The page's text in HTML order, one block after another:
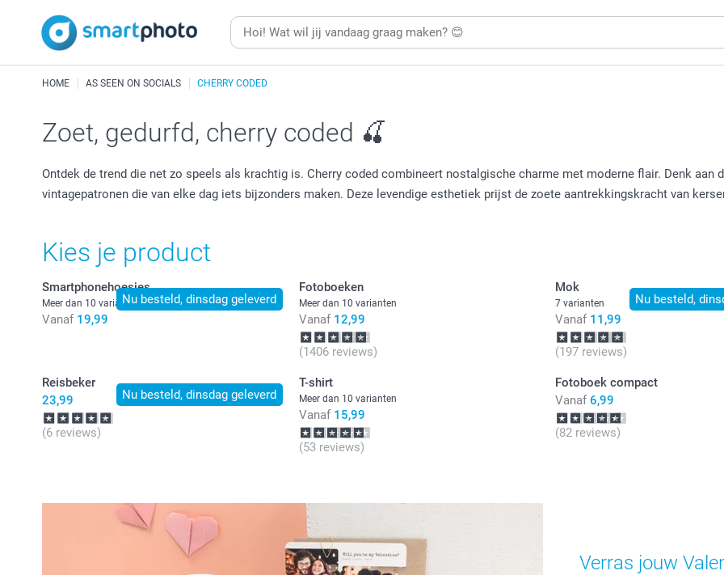
HOME AS SEEN ON SOCIALS CHERRY CODED
Zoet, gedurfd, cherry coded 🍒
Ontdek de trend die net zo speels als krachtig is. Cherry coded combineert nostalgische charme met moderne flair. Denk aan
vintagepatronen die van elke dag iets bijzonders maken. Deze levendige esthetiek prijst de zoete aantrekkingskracht van
Kies je product
Nu besteld, dinsdag geleverd
Smartphonehoesjes
Meer dan 10 varianten
Vanaf 19,99
Fotoboeken
Meer dan 10 varianten
Vanaf 12,99
(1406 reviews)
Nu besteld,
Mok
7 varianten
Vanaf 11,99
(197 reviews)
Nu besteld, dinsdag geleverd
Reisbeker
23,99
(6 reviews)
T-shirt
Meer dan 10 varianten
Vanaf 15,99
(53 reviews)
Fotoboek compact
Vanaf 6,99
(82 reviews)
Verras jouw